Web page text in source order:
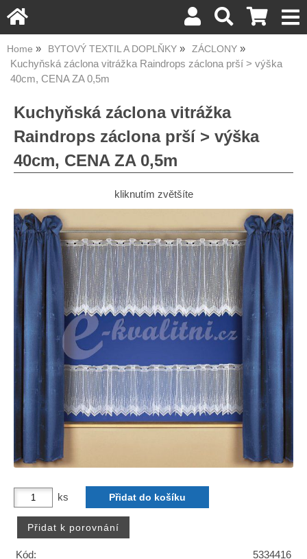
Home BYTOVÝ TEXTIL A DOPLŇKY ZÁCLONY
Kuchyňská záclona vitrážka Raindrops záclona prší > výška
40cm, CENA ZA 0,5m
Kuchyňská záclona vitrážka
Raindrops záclona prší > výška
40cm, CENA ZA 0,5m
kliknutím zvětšíte
ks
Kód:
5334416